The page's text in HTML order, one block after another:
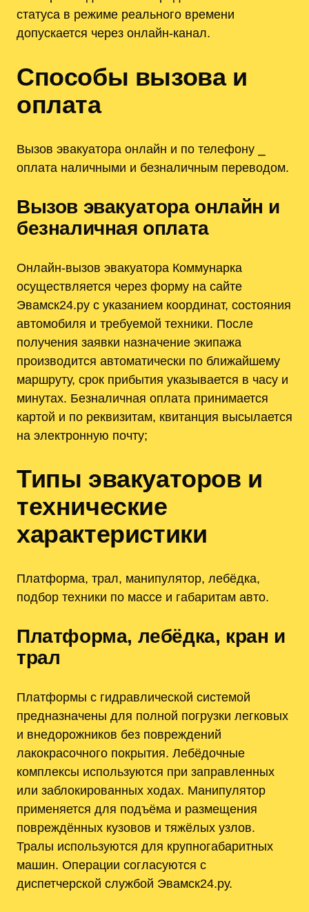
статуса в режиме реального времени
допускается через онлайн-канал.
Способы вызова и
оплата
Вызов эвакуатора онлайн и по телефону ⎯
оплата наличными и безналичным переводом.
Вызов эвакуатора онлайн и
безналичная оплата
Онлайн-вызов эвакуатора Коммунарка
осуществляется через форму на сайте
Эвамск24.ру с указанием координат, состояния
автомобиля и требуемой техники. После
получения заявки назначение экипажа
производится автоматически по ближайшему
маршруту, срок прибытия указывается в часу и
минутах. Безналичная оплата принимается
картой и по реквизитам, квитанция высылается
на электронную почту;
Типы эвакуаторов и
технические
характеристики
Платформа, трал, манипулятор, лебёдка,
подбор техники по массе и габаритам авто.
Платформа, лебёдка, кран и
трал
Платформы с гидравлической системой
предназначены для полной погрузки легковых
и внедорожников без повреждений
лакокрасочного покрытия. Лебёдочные
комплексы используются при заправленных
или заблокированных ходах. Манипулятор
применяется для подъёма и размещения
повреждённых кузовов и тяжёлых узлов.
Тралы используются для крупногабаритных
машин. Операции согласуются с
диспетчерской службой Эвамск24.ру.